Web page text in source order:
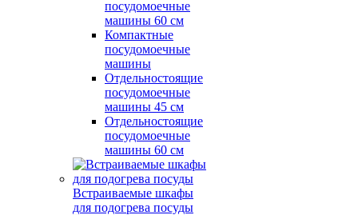
посудомоечные
машины 60 см
Компактные
посудомоечные
машины
Отдельностоящие
посудомоечные
машины 45 см
Отдельностоящие
посудомоечные
машины 60 см
Встраиваемые шкафы
для подогрева посуды